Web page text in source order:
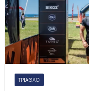
ΤΡΊΑΘΛΟ